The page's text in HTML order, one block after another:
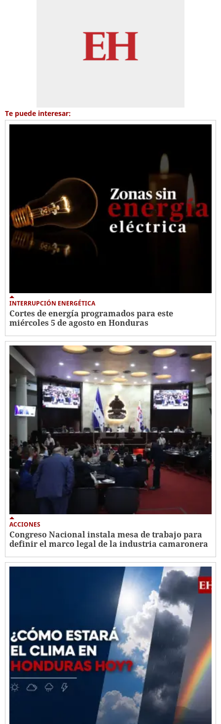
Te puede interesar:
INTERRUPCIÓN ENERGÉTICA
Cortes de energía programados para este
miércoles 5 de agosto en Honduras
ACCIONES
Congreso Nacional instala mesa de trabajo para
definir el marco legal de la industria camaronera